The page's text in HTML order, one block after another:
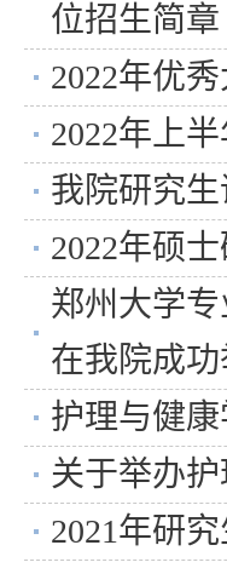
位招生简章
2022年优
2022年上
我院研究
2022年硕
郑州大学
在我院成
护理与健
关于举办
2021年研